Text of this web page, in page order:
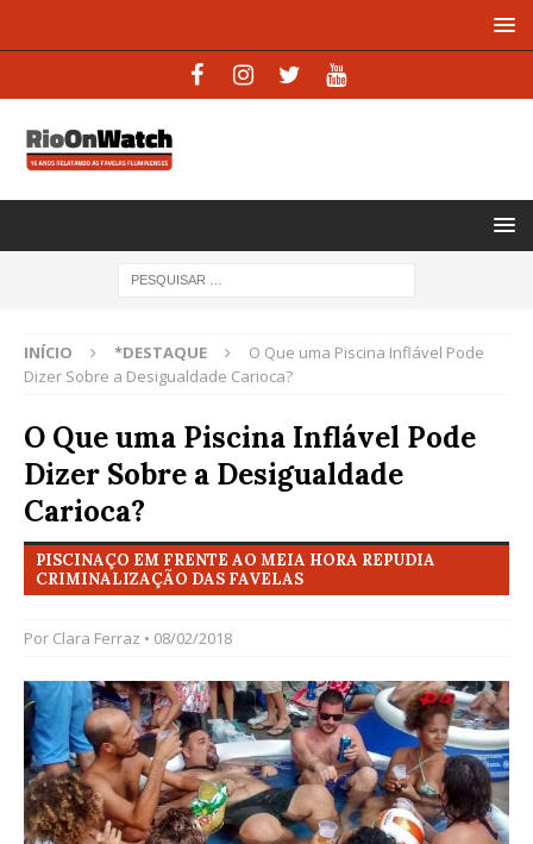
INÍCIO *DESTAQUE
O Que uma Piscina Inflável Pode
Dizer Sobre a Desigualdade Carioca?
O Que uma Piscina Inflável Pode
Dizer Sobre a Desigualdade
Carioca?
PISCINAÇO EM FRENTE AO MEIA HORA REPUDIA
CRIMINALIZAÇÃO DAS FAVELAS
Por Clara Ferraz • 08/02/2018